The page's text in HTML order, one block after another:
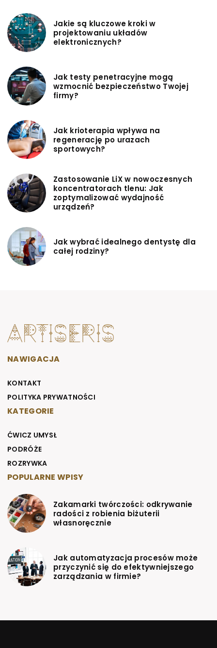
Jakie są kluczowe kroki w
projektowaniu układów
elektronicznych?
Jak testy penetracyjne mogą
wzmocnić bezpieczeństwo Twojej
firmy?
Jak krioterapia wpływa na
regenerację po urazach
sportowych?
Zastosowanie LiX w nowoczesnych
koncentratorach tlenu: Jak
zoptymalizować wydajność
urządzeń?
Jak wybrać idealnego dentystę dla
całej rodziny?
NAWIGACJA
KONTAKT
POLITYKA PRYWATNOŚCI
KATEGORIE
ĆWICZ UMYSŁ
PODRÓŻE
ROZRYWKA
POPULARNE WPISY
Zakamarki twórczości: odkrywanie
radości z robienia biżuterii
własnoręcznie
Jak automatyzacja procesów może
przyczynić się do efektywniejszego
zarządzania w firmie?